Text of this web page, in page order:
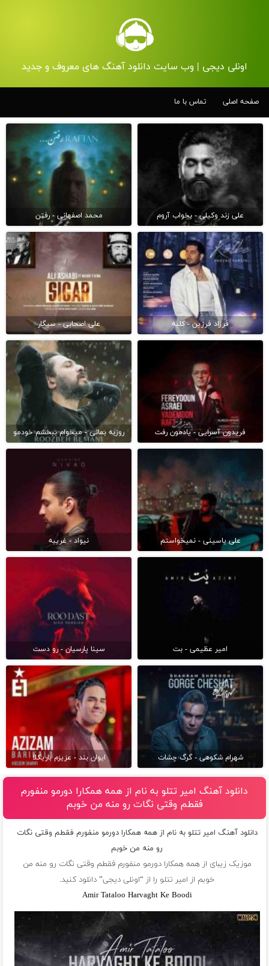
اونلی دیجی | وب سایت دانلود آهنگ های معروف و جدید
صفحه اصلی تماس با ما
علی زند وکیلی - بخواب آروم محمد اصفهانی - رفتن
فرزاد فرزین - کلبه علی اصحابی - سیگار
فریدون آسرایی - یادمون رفت روزبه بمانی - میخوام ببخشم خودمو
علی یاسینی - نمیخواستم نیواد - غریبه
امیر عظیمی - بت سینا پارسیان - رو دست
شهرام شکوهی - گرگ چشات ایوان بند - عزیزم باریکلا
دانلود آهنگ امیر تتلو به نام از همه همکارا دورمو منفورم
فقطم وقتی نگات رو منه من خوبم
دانلود آهنگ امیر تتلو به نام از همه همکارا دورمو منفورم فقطم وقتی نگات
رو منه من خوبم
موزیک زیبای از همه همکارا دورمو منفورم فقطم وقتی نگات رو منه من
خوبم از امیر تتلو را از “اونلی دیجی” دانلود کنید.
Amir Tataloo Harvaght Ke Boodi